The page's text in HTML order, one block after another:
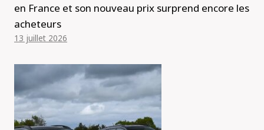
en France et son nouveau prix surprend encore les
acheteurs
13 juillet 2026